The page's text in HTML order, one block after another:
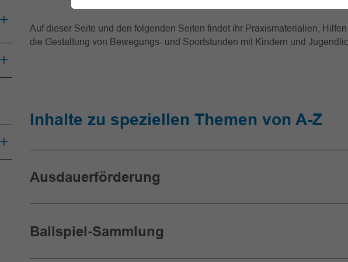
Auf dieser Seite und den folgenden Seiten findet ihr Praxismaterialien,
die Gestaltung von Bewegungs- und Sportstunden mit Kindern und
Inhalte zu speziellen Themen von A-Z
Ausdauerförderung
Ballspiel-Sammlung